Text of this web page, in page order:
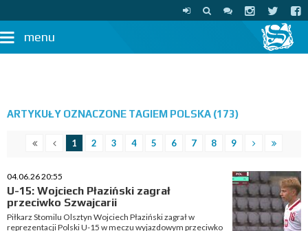
menu
ARTYKUŁY OZNACZONE TAGIEM POLSKA (173)
1 2 3 4 5 6 7 8 9
04.06.26 20:55
U-15: Wojciech Płaziński zagrał
przeciwko Szwajcarii
Piłkarz Stomilu Olsztyn Wojciech Płaziński zagrał w
reprezentacji Polski U-15 w meczu wyjazdowym przeciwko